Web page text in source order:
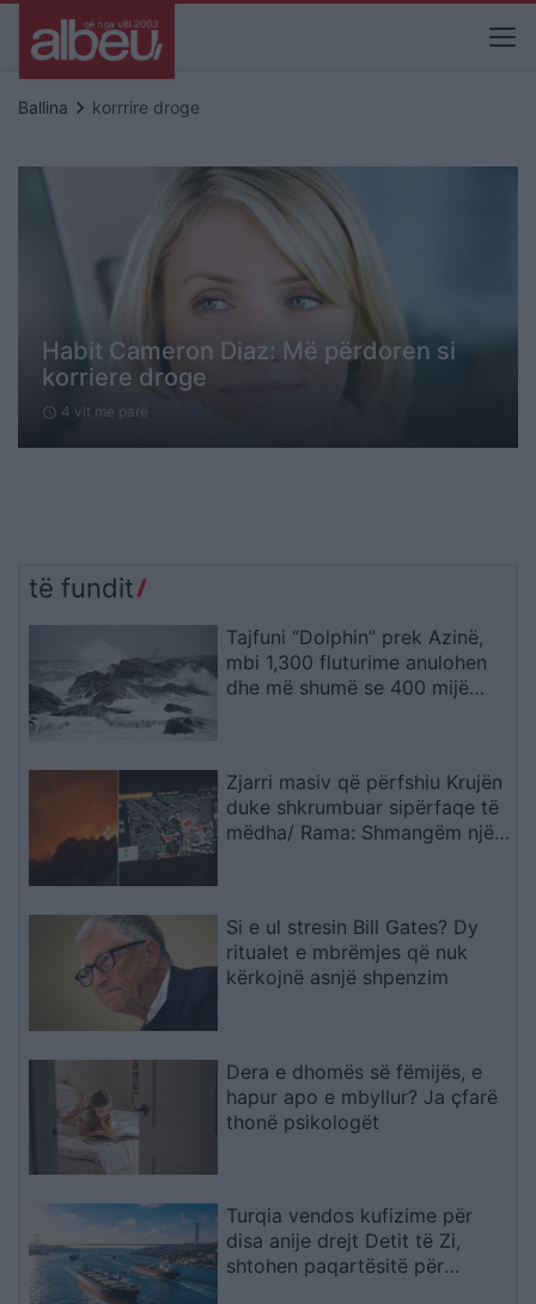
Ballina keyboard_arrow_right korrrire droge
Habit Cameron Diaz: Më përdoren si
korriere droge
schedule 4 vit me parë
të fundit
Tajfuni “Dolphin” prek Azinë,
mbi 1,300 fluturime anulohen
dhe më shumë se 400 mijë
Zjarri masiv që përfshiu Krujën
duke shkrumbuar sipërfaqe të
mëdha/ Rama: Shmangëm një
Si e ul stresin Bill Gates? Dy
ritualet e mbrëmjes që nuk
kërkojnë asnjë shpenzim
Dera e dhomës së fëmijës, e
hapur apo e mbyllur? Ja çfarë
thonë psikologët
Turqia vendos kufizime për
disa anije drejt Detit të Zi,
shtohen paqartësitë për